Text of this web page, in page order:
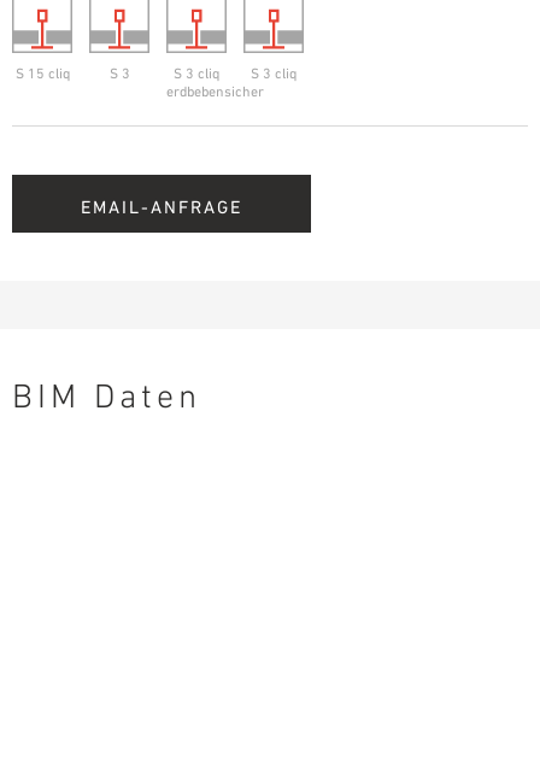
S 15 cliq S 3
S 3 cliq
erdbebensicher
S 3 cliq
EMAIL-ANFRAGE
BIM Daten